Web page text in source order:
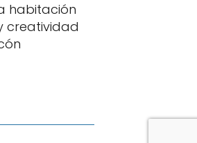
habitación
creatividad